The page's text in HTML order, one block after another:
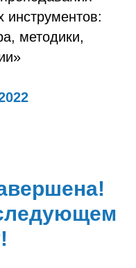
инструментов:
методики,